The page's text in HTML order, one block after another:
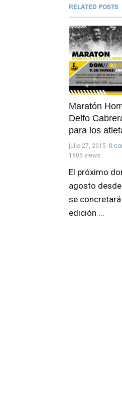
RELATED POSTS
Maratón
Delfo
para los
julio 27, 2015 0
1605 views
El próximo
agosto
se concretará
edición ...